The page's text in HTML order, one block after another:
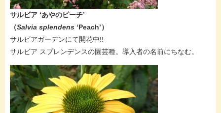
サルビア ‘あやのピーチ’​
（Salvia splendens ‘Peach’）
​サルビアガーデンにて開花中!!
​サルビア スプレンデンスの園芸種。導入者の名前にちなむ。